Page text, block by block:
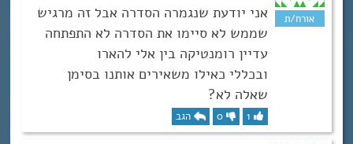
אני יודעת שנגמרה הסדרה אבל זה מרגיש
שממש לא סיימו את הסדרה לא התפתחה
עדיין רומנטיקה בין אלי להארו
ובכללי כאילו משאירים אותנו בסימן
שאלה לא?
1
0 הגב